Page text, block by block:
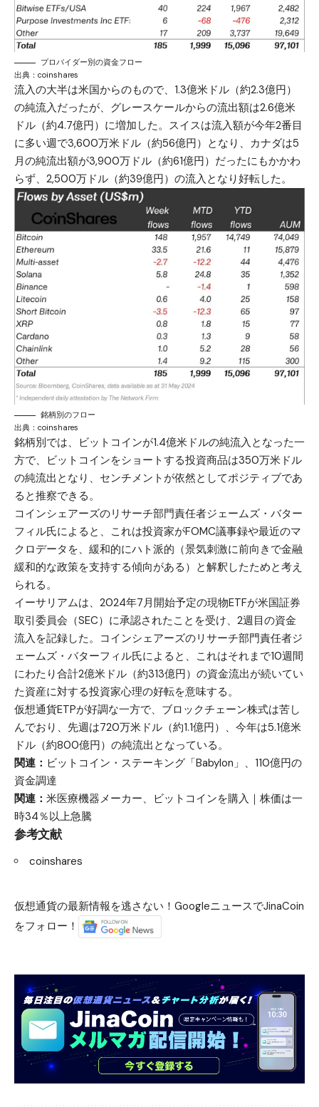
プロバイダー別の資金フロー
出典： coinshares
流入の大半は米国からのもので、1.3億米ドル（約2.3億円）
の純流入だったが、グレースケールからの流出額は2.6億米
ドル（約4.7億円）に増加した。スイスは流入額が今年2番目
に多い週で3,600万米ドル（約56億円）となり、カナダは5
月の純流出額が3,900万ドル（約61億円）だったにもかかわ
らず、2,500万ドル（約39億円）の流入となり好転した。
銘柄別のフロー
出典： coinshares
銘柄別では、ビットコインが1.4億米ドルの純流入となった一
方で、ビットコインをショートする投資商品は350万米ドル
の純流出となり、センチメントが依然としてポジティブであ
ると推察できる。
コインシェアーズのリサーチ部門責任者ジェームズ・バター
フィル氏によると、これは投資家がFOMC議事録や最近のマ
クロデータを、緩和的にハト派的（景気刺激に前向きで金融
緩和的な政策を支持する傾向がある）と解釈したためと考え
られる。
イーサリアムは、2024年7月開始予定の現物ETFが米国証券
取引委員会（SEC）に承認されたことを受け、2週目の資金
流入を記録した。コインシェアーズのリサーチ部門責任者ジ
ェームズ・バターフィル氏によると、これはそれまで10週間
にわたり合計2億米ドル（約313億円）の資金流出が続いてい
た資産に対する投資家心理の好転を意味する。
仮想通貨ETPが好調な一方で、ブロックチェーン株式は苦し
んでおり、先週は720万米ドル（約1.1億円）、今年は5.1億米
ドル（約800億円）の純流出となっている。
関連： ビットコイン・ステーキング「Babylon」、110億円の
資金調達
関連： 米医療機器メーカー、ビットコインを購入｜株価は一
時34％以上急騰
参考文献
coinshares
仮想通貨の最新情報を逃さない！GoogleニュースでJinaCoin
をフォロー！